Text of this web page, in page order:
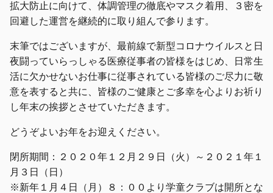
拡大防止に向けて、体調管理の徹底やマスク着用、３密を
回避した運営を継続的に取り組んで参ります。
末筆ではございますが、最前線で新型コロナウイルスと日
夜闘っていらっしゃる医療従事者の皆様をはじめ、日常生
活に欠かせないお仕事に従事されている皆様のご尽力に敬
意を表すると共に、皆様のご健康とご多幸を心よりお祈り
し年末の挨拶とさせていただきます。
どうぞよいお年をお迎えください。
閉所期間：２０２０年１２月２９日（火）～２０２１年１
月３日（日）
※新年１月４日（月）８：００より学童クラブは開所とな